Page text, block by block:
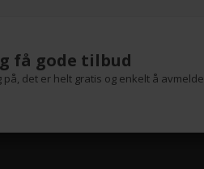
få gode tilbud
det er helt gratis og enkelt å avmelde